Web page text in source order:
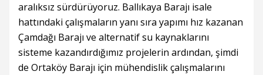
aralıksız sürdürüyoruz. Ballıkaya Barajı isale
hattındaki çalışmaların yanı sıra yapımı hız kazanan
Çamdağı Barajı ve alternatif su kaynaklarını
sisteme kazandırdığımız projelerin ardından, şimdi
de Ortaköy Barajı için mühendislik çalışmalarını